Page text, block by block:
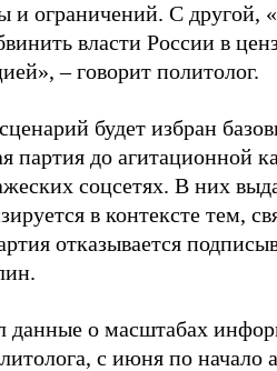
и ограничений. С другой,
власти России в
– говорит политолог.
будет избран
партия до агитационной
соцсетях. В них
в контексте тем,
отказывается
данные о масштабах
с июня по начало